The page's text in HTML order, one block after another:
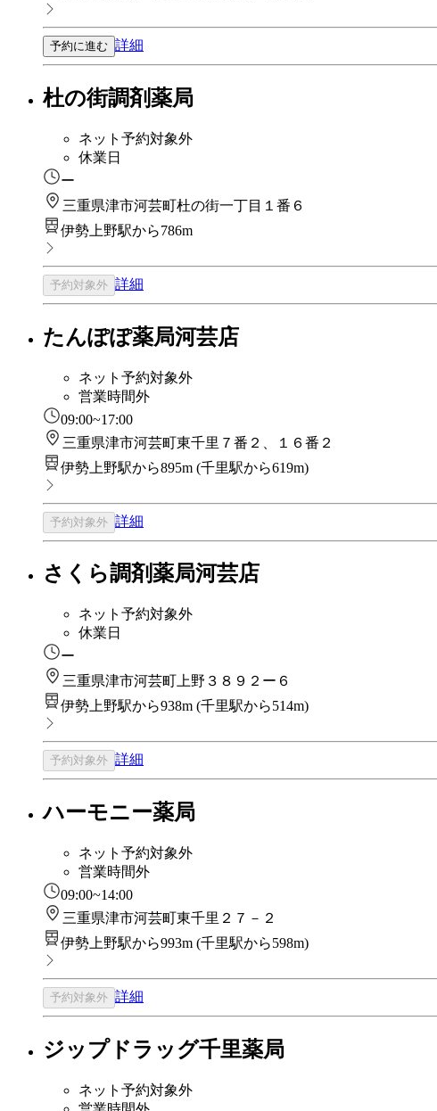
予約に進む 詳細
杜の街調剤薬局
ネット予約対象外
休業日
ー
三重県津市河芸町杜の街一丁目１番６
伊勢上野駅から786m
予約対象外 詳細
たんぽぽ薬局河芸店
ネット予約対象外
営業時間外
09:00~17:00
三重県津市河芸町東千里７番２、１６番２
伊勢上野駅から895m (千里駅から619m)
予約対象外 詳細
さくら調剤薬局河芸店
ネット予約対象外
休業日
ー
三重県津市河芸町上野３８９２ー６
伊勢上野駅から938m (千里駅から514m)
予約対象外 詳細
ハーモニー薬局
ネット予約対象外
営業時間外
09:00~14:00
三重県津市河芸町東千里２７－２
伊勢上野駅から993m (千里駅から598m)
予約対象外 詳細
ジップドラッグ千里薬局
ネット予約対象外